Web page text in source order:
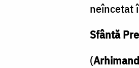
neîncetat
Sfântă
(